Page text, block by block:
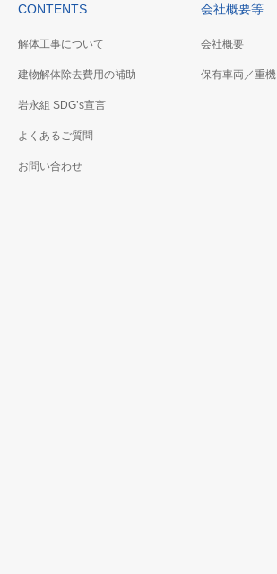
CONTENTS
解体工事について
建物解体除去費用の補助
岩永組 SDG’s宣言
よくあるご質問
お問い合わせ
会社概要等
会社概要
保有車両／重機